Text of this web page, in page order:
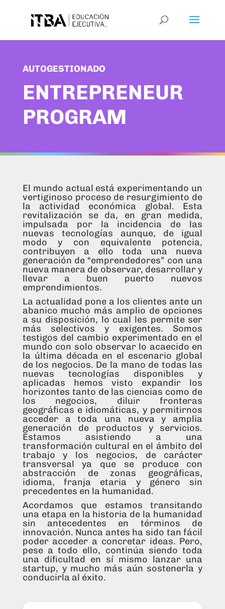
AUTOGESTIONADO
ENTREPRENEUR
PROGRAM
El mundo actual está experimentando un
vertiginoso proceso de resurgimiento de
la actividad económica global. Esta
revitalización se da, en gran medida,
impulsada por la incidencia de las
nuevas tecnologías aunque, de igual
modo y con equivalente potencia,
contribuyen a ello toda una nueva
generación de “emprendedores” con una
nueva manera de observar, desarrollar y
llevar a buen puerto nuevos
emprendimientos.
La actualidad pone a los clientes ante un
abanico mucho más amplio de opciones
a su disposición, lo cual les permite ser
más selectivos y exigentes. Somos
testigos del cambio experimentado en el
mundo con solo observar lo acaecido en
la última década en el escenario global
de los negocios. De la mano de todas las
nuevas tecnologías disponibles y
aplicadas hemos visto expandir los
horizontes tanto de las ciencias como de
los negocios, diluir fronteras
geográficas e idiomáticas, y permitirnos
acceder a toda una nueva y amplia
generación de productos y servicios.
Estamos asistiendo a una
transformación cultural en el ámbito del
trabajo y los negocios, de carácter
transversal ya que se produce con
abstracción de zonas geográficas,
idioma, franja etaria y género sin
precedentes en la humanidad.
Acordamos que estamos transitando
una etapa en la historia de la humanidad
sin antecedentes en términos de
innovación. Nunca antes ha sido tan fácil
poder acceder a concretar ideas. Pero,
pese a todo ello, continúa siendo toda
una dificultad en sí mismo lanzar una
startup, y mucho más aún sostenerla y
conducirla al éxito.